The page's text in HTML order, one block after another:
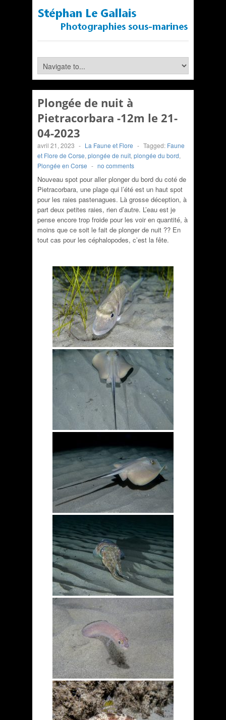
Plongée de nuit à
Pietracorbara -12m le 21-
04-2023
avril 21, 2023 - La Faune et Flore - Tagged: Faune
et Flore de Corse, plongée de nuit, plongée du bord,
Plongée en Corse - no comments
Nouveau spot pour aller plonger du bord du coté de
Pietracorbara, une plage qui l’été est un haut spot
pour les raies pastenagues. Là grosse déception, à
part deux petites raies, rien d’autre. L’eau est je
pense encore trop froide pour les voir en quantité, à
moins que ce soit le fait de plonger de nuit ?? En
tout cas pour les céphalopodes, c’est la fête.